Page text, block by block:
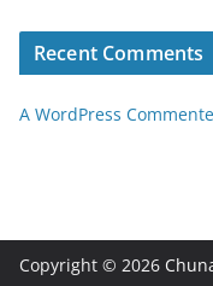
Recent Comments
A WordPress
Copyright © 2026